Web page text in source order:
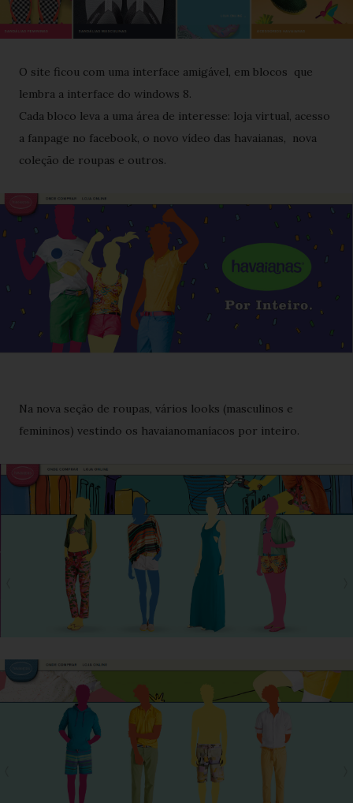
O site ficou com uma interface amigável, em blocos que
lembra a interface do windows 8.
Cada bloco leva a uma área de interesse: loja virtual, acesso
a fanpage no facebook, o novo vídeo das havaianas, nova
coleção de roupas e outros.
Na nova seção de roupas, vários looks (masculinos e
femininos) vestindo os havaianomaníacos por inteiro.